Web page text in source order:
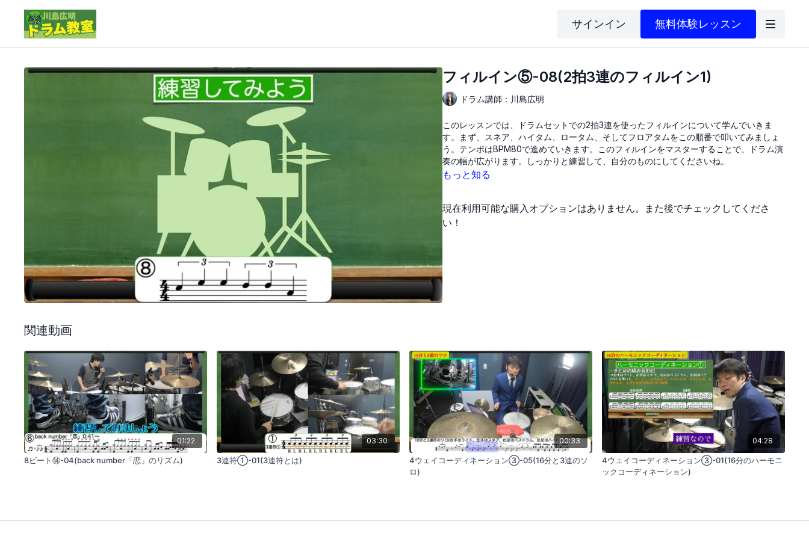
サインイン 無料体験レッスン
フィルイン⑤-08(2拍3連のフィルイン1)
ドラム講師：川島広明
このレッスンでは、ドラムセットでの2拍3連を使ったフィルインについて学んでいきま
す。まず、スネア、ハイタム、ロータム、そしてフロアタムをこの順番で叩いてみましょ
う。テンポはBPM80で進めていきます。このフィルインをマスターすることで、ドラム演
奏の幅が広がります。しっかりと練習して、自分のものにしてくださいね。
もっと知る
現在利用可能な購入オプションはありません。また後でチェックしてくださ
い！
関連動画
01:22
8ビート⑭-04(back number「恋」のリズム)
03:30
3連符①-01(3連符とは)
00:33
4ウェイコーディネーション③-05(16分と3連のソ
ロ)
04:28
4ウェイコーディネーション③-01(16分のハーモニ
ックコーディネーション)